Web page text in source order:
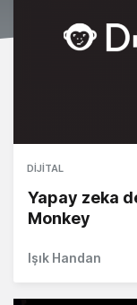
DIJITAL
Yapay zeka
Monkey
Işık Handan